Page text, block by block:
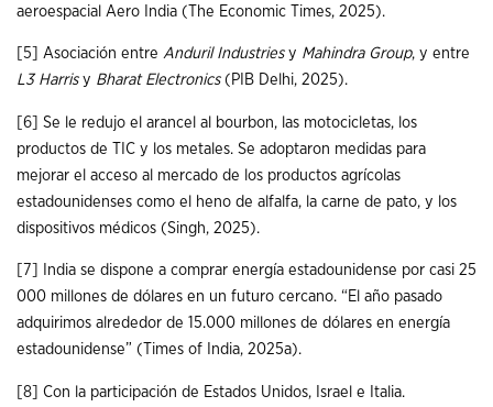
aeroespacial Aero India (The Economic Times, 2025).
[5] Asociación entre Anduril Industriesy Mahindra Group, y entre
L3 Harrisy Bharat Electronics (PIB Delhi, 2025).
[6]
Se le redujo el arancel al bourbon, las motocicletas, los
productos de TIC y los metales. Se adoptaron medidas para
mejorar el acceso al mercado de los productos agrícolas
estadounidenses como el heno de alfalfa, la carne de pato, y los
dispositivos médicos (Singh, 2025).
[7]
India se dispone a comprar energía estadounidense por casi 25
000 millones de dólares en un futuro cercano. “El año pasado
adquirimos alrededor de 15.000 millones de dólares en energía
estadounidense” (Times of India, 2025a).
[8] Con la participación de Estados Unidos, Israel e Italia.